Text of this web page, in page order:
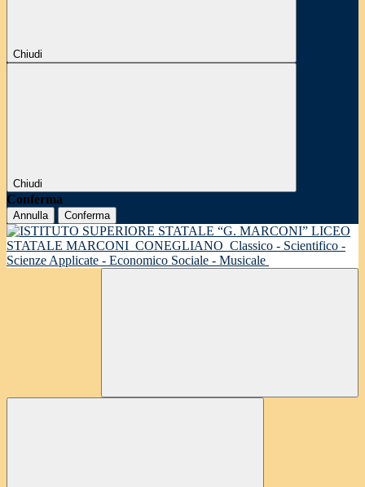
Chiudi
Chiudi
Conferma
Annulla Conferma
LICEO
STATALE MARCONI CONEGLIANO Classico - Scientifico -
Scienze Applicate - Economico Sociale - Musicale